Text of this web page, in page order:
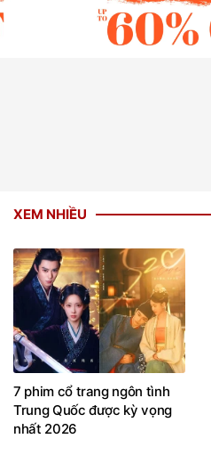
XEM NHIỀU
7 phim cổ trang ngôn tình
Trung Quốc được kỳ vọng
nhất 2026